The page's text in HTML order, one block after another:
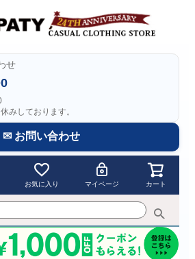
せ
みしております。
✉ お問い合わせ
お気に入り マイページ カート